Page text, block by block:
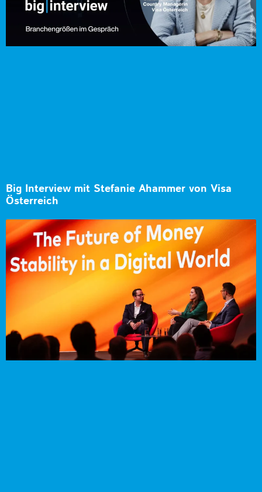
Big Interview mit Stefanie Ahammer von Visa
Österreich